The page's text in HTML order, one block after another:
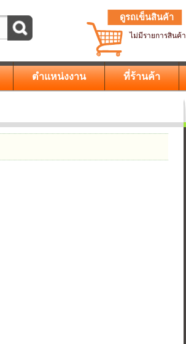
ดูรถเข็นสินค้า
ไม่มีรายการสินค้า
ตำแหน่งงาน ที่ร้านค้า